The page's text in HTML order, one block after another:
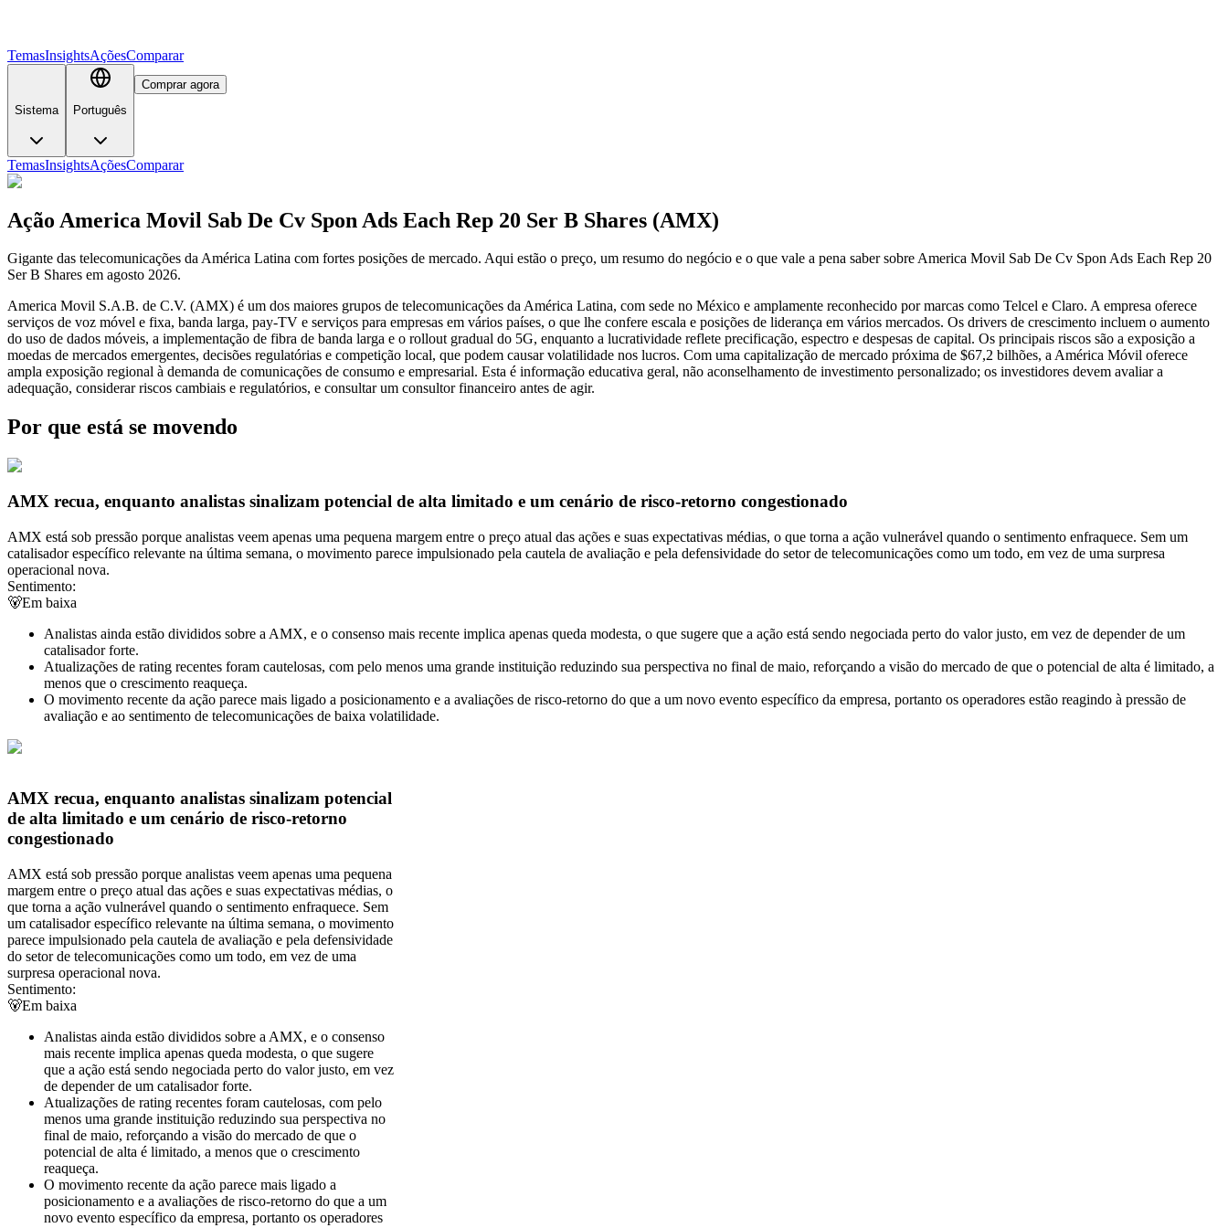
TemasInsightsAçõesComparar
Sistema Português
Comprar agora
TemasInsightsAçõesComparar
Ação America Movil Sab De Cv Spon Ads Each Rep 20 Ser B Shares (AMX)
Gigante das telecomunicações da América Latina com fortes posições de mercado. Aqui estão o preço, um resumo do negócio e o que vale a pena saber sobre America Movil Sab De Cv Spon Ads Each Rep 20
Ser B Shares em agosto 2026.
America Movil S.A.B. de C.V. (AMX) é um dos maiores grupos de telecomunicações da América Latina, com sede no México e amplamente reconhecido por marcas como Telcel e Claro. A empresa oferece
serviços de voz móvel e fixa, banda larga, pay-TV e serviços para empresas em vários países, o que lhe confere escala e posições de liderança em vários mercados. Os drivers de crescimento incluem o aumento
do uso de dados móveis, a implementação de fibra de banda larga e o rollout gradual do 5G, enquanto a lucratividade reflete precificação, espectro e despesas de capital. Os principais riscos são a exposição a
moedas de mercados emergentes, decisões regulatórias e competição local, que podem causar volatilidade nos lucros. Com uma capitalização de mercado próxima de $67,2 bilhões, a América Móvil oferece
ampla exposição regional à demanda de comunicações de consumo e empresarial. Esta é informação educativa geral, não aconselhamento de investimento personalizado; os investidores devem avaliar a
adequação, considerar riscos cambiais e regulatórios, e consultar um consultor financeiro antes de agir.
Por que está se movendo
AMX recua, enquanto analistas sinalizam potencial de alta limitado e um cenário de risco-retorno congestionado
AMX está sob pressão porque analistas veem apenas uma pequena margem entre o preço atual das ações e suas expectativas médias, o que torna a ação vulnerável quando o sentimento enfraquece. Sem um
catalisador específico relevante na última semana, o movimento parece impulsionado pela cautela de avaliação e pela defensividade do setor de telecomunicações como um todo, em vez de uma surpresa
operacional nova.
Sentimento:
🐻Em baixa
Analistas ainda estão divididos sobre a AMX, e o consenso mais recente implica apenas queda modesta, o que sugere que a ação está sendo negociada perto do valor justo, em vez de depender de um
catalisador forte.
Atualizações de rating recentes foram cautelosas, com pelo menos uma grande instituição reduzindo sua perspectiva no final de maio, reforçando a visão do mercado de que o potencial de alta é limitado, a
menos que o crescimento reaqueça.
O movimento recente da ação parece mais ligado a posicionamento e a avaliações de risco-retorno do que a um novo evento específico da empresa, portanto os operadores estão reagindo à pressão de
avaliação e ao sentimento de telecomunicações de baixa volatilidade.
AMX recua, enquanto analistas sinalizam potencial
de alta limitado e um cenário de risco-retorno
congestionado
AMX está sob pressão porque analistas veem apenas uma pequena
margem entre o preço atual das ações e suas expectativas médias, o
que torna a ação vulnerável quando o sentimento enfraquece. Sem
um catalisador específico relevante na última semana, o movimento
parece impulsionado pela cautela de avaliação e pela defensividade
do setor de telecomunicações como um todo, em vez de uma
surpresa operacional nova.
Sentimento:
🐻Em baixa
Analistas ainda estão divididos sobre a AMX, e o consenso
mais recente implica apenas queda modesta, o que sugere
que a ação está sendo negociada perto do valor justo, em vez
de depender de um catalisador forte.
Atualizações de rating recentes foram cautelosas, com pelo
menos uma grande instituição reduzindo sua perspectiva no
final de maio, reforçando a visão do mercado de que o
potencial de alta é limitado, a menos que o crescimento
reaqueça.
O movimento recente da ação parece mais ligado a
posicionamento e a avaliações de risco-retorno do que a um
novo evento específico da empresa, portanto os operadores